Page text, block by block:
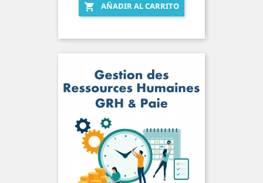
 AÑADIR AL CARRITO